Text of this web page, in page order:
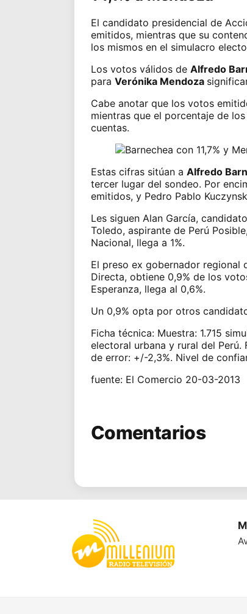
El candidato presidencial de
emitidos, mientras que su
los mismos en el simulacro
Los votos válidos de Alfredo
para Verónika Mendoza
Cabe anotar que los votos
mientras que el porcentaje de
cuentas.
Estas cifras sitúan a Alfredo
tercer lugar del sondeo. Por
emitidos, y Pedro Pablo
Les siguen Alan García,
Toledo, aspirante de Perú
Nacional, llega a 1%.
El preso ex gobernador regional
Directa, obtiene 0,9% de los
Esperanza, llega al 0,6%.
Un 0,9% opta por otros
Ficha técnica: Muestra: 1.715
electoral urbana y rural del Perú.
de error: +/-2,3%. Nivel de
fuente: El Comercio 20-03-2013
Comentarios